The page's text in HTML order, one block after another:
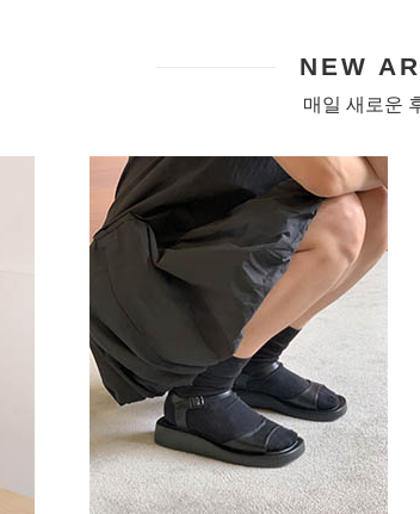
NEW
매일 새로운